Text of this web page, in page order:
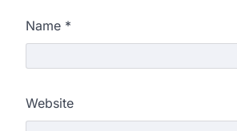
Name *
Website